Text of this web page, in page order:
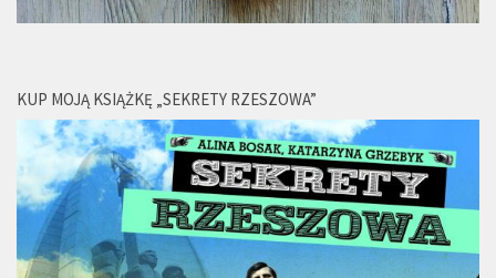
KUP MOJĄ KSIĄŻKĘ „SEKRETY RZESZOWA”